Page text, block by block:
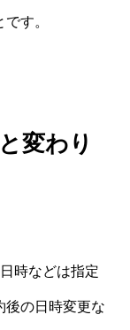
す。
変わり
時などは指定
後の日時変更な